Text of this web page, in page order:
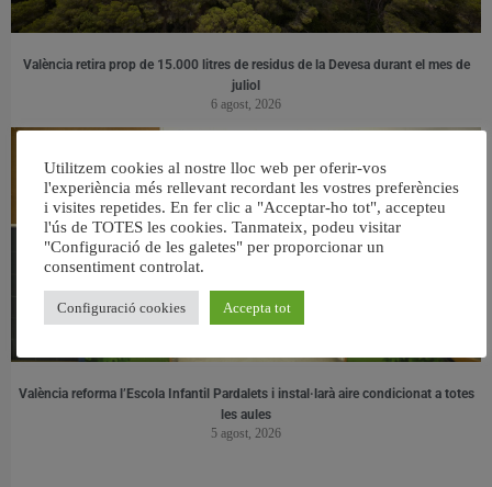
València retira prop de 15.000 litres de residus de la Devesa durant el mes de
juliol
6 agost, 2026
València reforma l’Escola Infantil Pardalets i instal·larà aire condicionat a totes
les aules
5 agost, 2026
Utilitzem cookies al nostre lloc web per oferir-vos
l'experiència més rellevant recordant les vostres preferències
i visites repetides. En fer clic a "Acceptar-ho tot", accepteu
l'ús de TOTES les cookies. Tanmateix, podeu visitar
"Configuració de les galetes" per proporcionar un
consentiment controlat.
Configuració cookies Accepta tot